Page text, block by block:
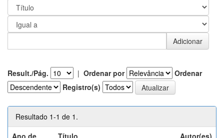
Result./Pág. | Ordenar por
Ordenar
Registro(s)
Resultado 1-1 de 1.
Ano de
Título Autor(es)